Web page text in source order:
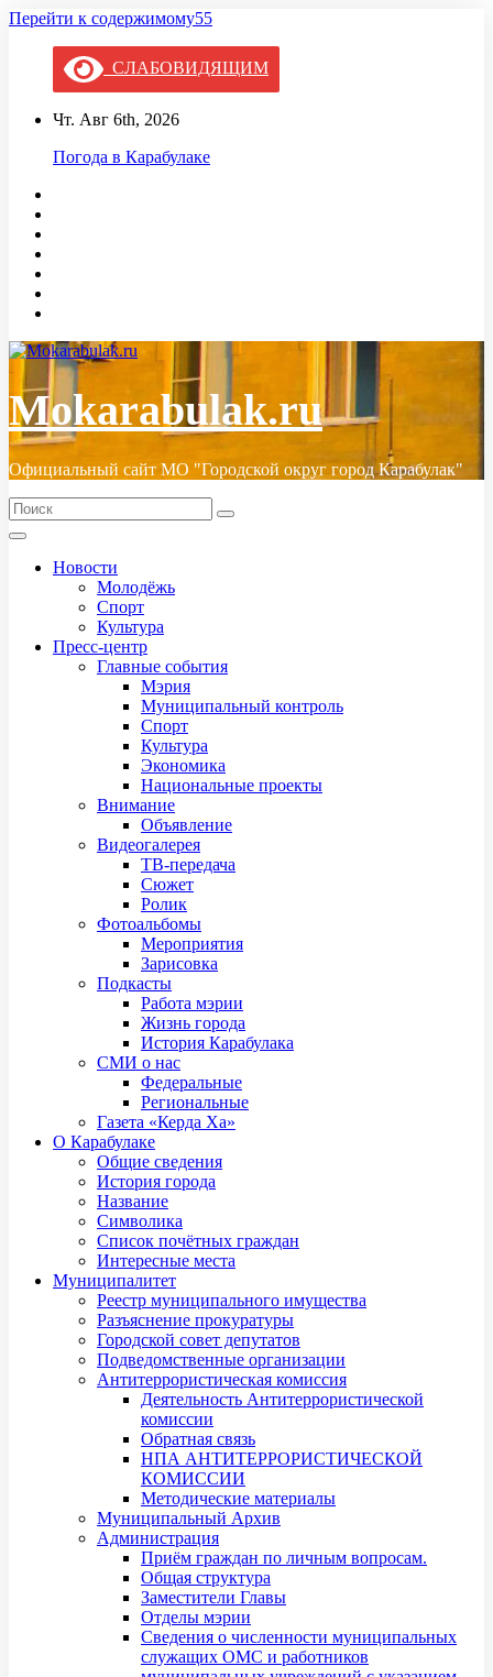
Перейти к содержимому55
СЛАБОВИДЯЩИМ
Чт. Авг 6th, 2026
Погода в Карабулаке
Mokarabulak.ru
Официальный сайт МО "Городской округ город Карабулак"
Новости
Молодёжь
Спорт
Культура
Пресс-центр
Главные события
Мэрия
Муниципальный контроль
Спорт
Культура
Экономика
Национальные проекты
Внимание
Объявление
Видеогалерея
ТВ-передача
Сюжет
Ролик
Фотоальбомы
Мероприятия
Зарисовка
Подкасты
Работа мэрии
Жизнь города
История Карабулака
СМИ о нас
Федеральные
Региональные
Газета «Керда Ха»
О Карабулаке
Общие сведения
История города
Название
Символика
Список почётных граждан
Интересные места
Муниципалитет
Реестр муниципального имущества
Разъяснение прокуратуры
Городской совет депутатов
Подведомственные организации
Антитеррористическая комиссия
Деятельность Антитеррористической
комиссии
Обратная связь
НПА АНТИТЕРРОРИСТИЧЕСКОЙ
КОМИССИИ
Методические материалы
Муниципальный Архив
Администрация
Приём граждан по личным вопросам.
Общая структура
Заместители Главы
Отделы мэрии
Сведения о численности муниципальных
служащих ОМС и работников